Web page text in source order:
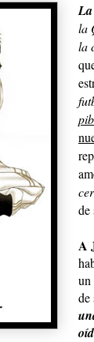
la
la
de
A
un
de